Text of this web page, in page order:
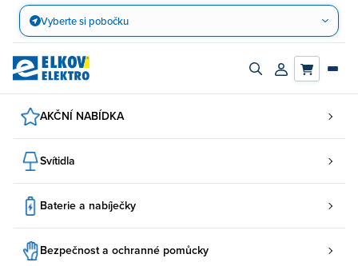
Přejít
obsah
Vyberte si pobočku
Zapnout/vypnout
Přihlásit/
AKČNÍ NABÍDKA
Svítidla
Baterie a nabíječky
Bezpečnost a ochranné pomůcky